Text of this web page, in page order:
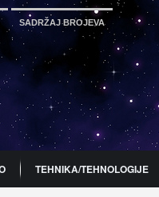
SADRŽAJ BROJEVA
TEHNIKA/TEHNOLOGIJE